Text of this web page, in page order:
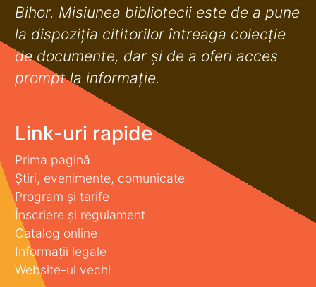
Bihor. Misiunea bibliotecii este de a pune
la dispoziţia cititorilor întreaga colecţie
de documente, dar şi de a oferi acces
prompt la informaţie.
Link-uri rapide
Prima pagină
Știri, evenimente, comunicate
Program și tarife
Înscriere și regulament
Catalog online
Informații legale
Website-ul vechi